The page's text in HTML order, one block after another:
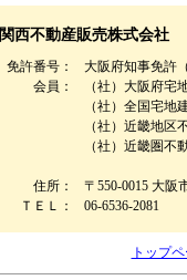
関西不動産販売株式会社
免許番号：
大阪府知事免許
会員：
（社）大阪府宅
（社）全国宅地
（社）近畿地区
（社）近畿圏不
住所：
〒550-0015 大阪
ＴＥＬ：
06-6536-2081
トップ